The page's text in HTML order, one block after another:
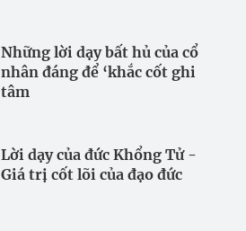
Những lời dạy bất hủ của cổ
nhân đáng để ‘khắc cốt ghi
tâm
Lời dạy của đức Khổng Tử -
Giá trị cốt lõi của đạo đức